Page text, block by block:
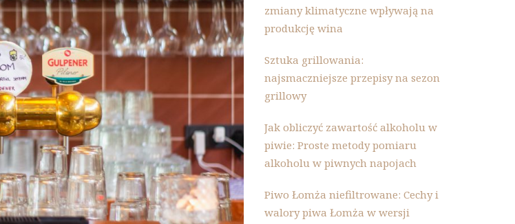
zmiany klimatyczne wpływają na
produkcję wina
Sztuka grillowania:
najsmaczniejsze przepisy na sezon
grillowy
Jak obliczyć zawartość alkoholu w
piwie: Proste metody pomiaru
alkoholu w piwnych napojach
Piwo Łomża niefiltrowane: Cechy i
walory piwa Łomża w wersji